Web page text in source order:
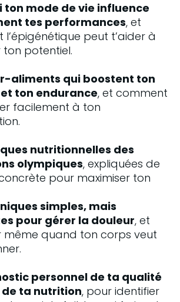
ton mode de vie influence
tes performances, et
peut t’aider à
potentiel.
aliments qui boostent ton
ton endurance, et comment
facilement à ton
nutritionnelles des
olympiques, expliquées de
pour maximiser ton
simples, mais
pour gérer la douleur, et
même quand ton corps veut
personnel de ta qualité
de ta nutrition, pour identifier